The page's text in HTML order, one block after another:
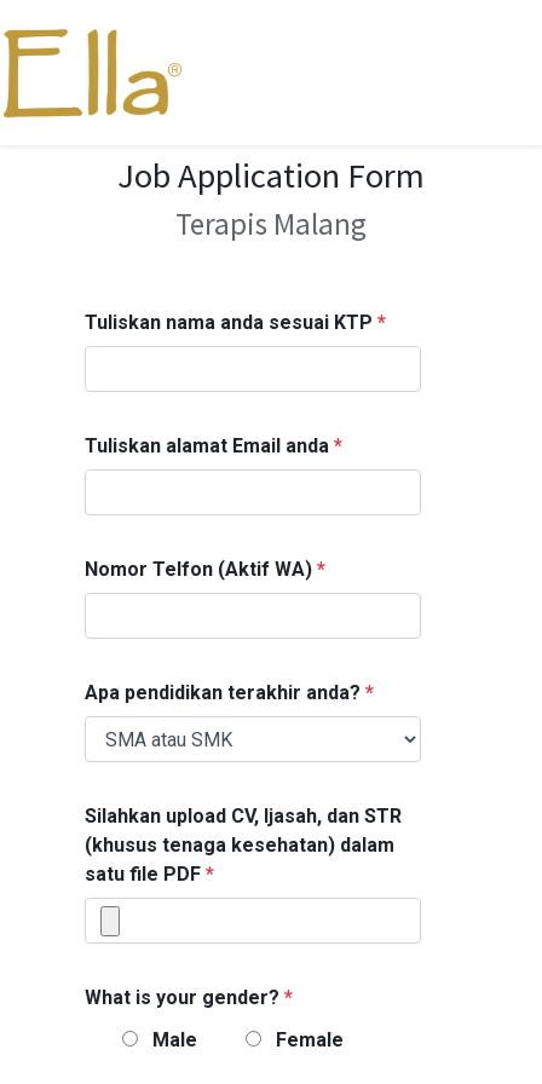
Job Application Form
Terapis Malang
Tuliskan nama anda sesuai KTP *
Tuliskan alamat Email anda *
Nomor Telfon (Aktif WA) *
Apa pendidikan terakhir anda? *
Silahkan upload CV, Ijasah, dan STR
(khusus tenaga kesehatan) dalam
satu file PDF *
What is your gender? *
Male
Female